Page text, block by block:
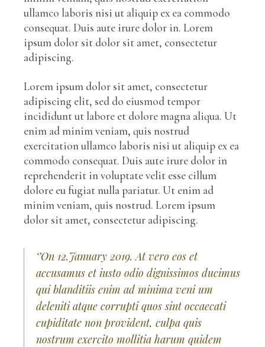
ullamco laboris nisi ut aliquip ex ea commodo
consequat. Duis aute irure dolor in. Lorem
ipsum dolor sit dolor sit amet, consectetur
adipiscing.
Lorem ipsum dolor sit amet, consectetur
adipiscing elit, sed do eiusmod tempor
incididunt ut labore et dolore magna aliqua. Ut
enim ad minim veniam, quis nostrud
exercitation ullamco laboris nisi ut aliquip ex ea
commodo consequat. Duis aute irure dolor in
reprehenderit in voluptate velit esse cillum
dolore eu fugiat nulla pariatur. Ut enim ad
minim veniam, quis nostrud. Lorem ipsum
dolor sit amet, consectetur adipiscing.
‘’On 12.January 2019. At vero eos et
accusamus et iusto odio dignissimos ducimus
qui blanditiis enim ad minima veni um
deleniti atque corrupti quos sint occaecati
cupiditate non provident, culpa quis
nostrum exercito mollitia harum quidem